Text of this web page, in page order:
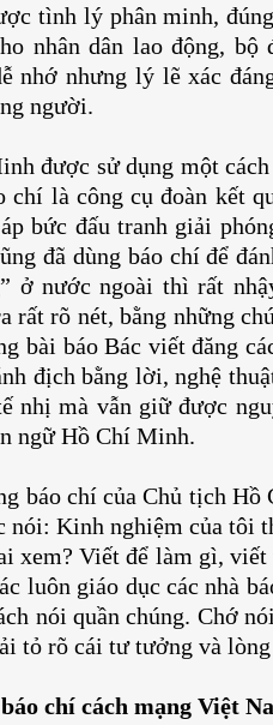
tình lý phân minh,
nhân dân lao động,
nhớ nhưng lý lẽ xác
người.
được sử dụng một
là công cụ đoàn kết
bức đấu tranh giải
đã dùng báo chí để
ở nước ngoài thì rất
rất rõ nét, bằng những
bài báo Bác viết đăng
địch bằng lời, nghệ
nhị mà vẫn giữ được
ngữ Hồ Chí Minh.
báo chí của Chủ tịch
nói: Kinh nghiệm của tôi
xem? Viết để làm gì, viết
luôn giáo dục các nhà
nói quần chúng. Chớ
tỏ rõ cái tư tưởng và lòng
chí cách mạng Việt